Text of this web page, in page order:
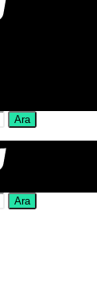
Ara
Ara